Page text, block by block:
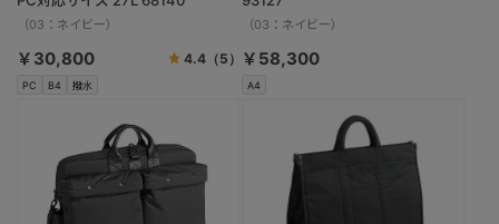
PC B4 撥水
（03：ネイビー）
￥30,800 4.4（5）
A4
（03：ネイビー）
￥58,300